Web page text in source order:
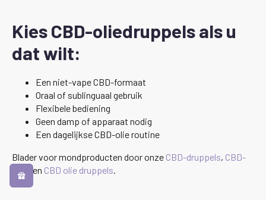
Kies CBD-oliedruppels als u
dat wilt:
Een niet-vape CBD-formaat
Oraal of sublinguaal gebruik
Flexibele bediening
Geen damp of apparaat nodig
Een dagelijkse CBD-olie routine
Blader voor mondproducten door onze CBD-druppels, CBD-
oliën
en CBD olie druppels.